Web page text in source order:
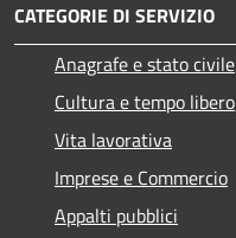
CATEGORIE DI SERVIZIO
Anagrafe e stato civile
Cultura e tempo libero
Vita lavorativa
Imprese e Commercio
Appalti pubblici